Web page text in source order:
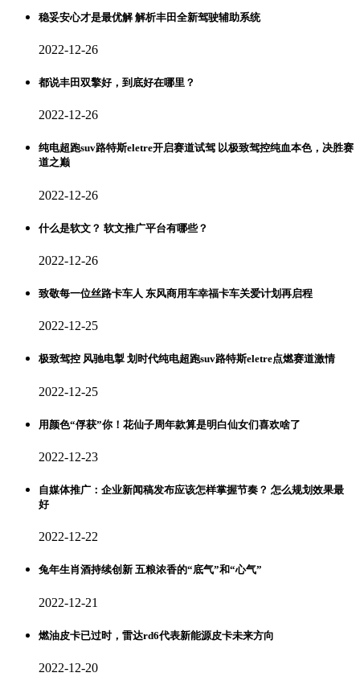
稳妥安心才是最优解 解析丰田全新驾驶辅助系统
2022-12-26
都说丰田双擎好，到底好在哪里？
2022-12-26
纯电超跑suv路特斯eletre开启赛道试驾 以极致驾控纯血本色，决胜赛
道之巅
2022-12-26
什么是软文？ 软文推广平台有哪些？
2022-12-26
致敬每一位丝路卡车人 东风商用车幸福卡车关爱计划再启程
2022-12-25
极致驾控 风驰电掣 划时代纯电超跑suv路特斯eletre点燃赛道激情
2022-12-25
用颜色“俘获”你！花仙子周年款算是明白仙女们喜欢啥了
2022-12-23
自媒体推广：企业新闻稿发布应该怎样掌握节奏？ 怎么规划效果最
好
2022-12-22
兔年生肖酒持续创新 五粮浓香的“底气”和“心气”
2022-12-21
燃油皮卡已过时，雷达rd6代表新能源皮卡未来方向
2022-12-20